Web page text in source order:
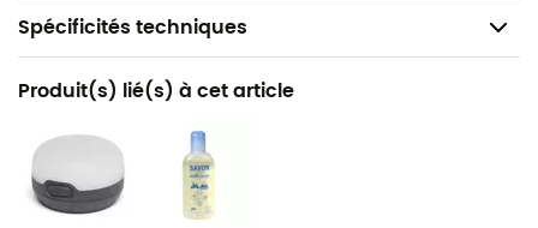
Spécificités techniques
Recommandé pour
Trekking / Bivouac
Nom du produit
FP Space Seamless 1-2P
Produit(s) lié(s) à cet article